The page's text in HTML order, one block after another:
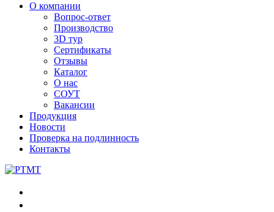
О компании
Вопрос-ответ
Производство
3D тур
Сертификаты
Отзывы
Каталог
О нас
СОУТ
Вакансии
Продукция
Новости
Проверка на подлинность
Контакты